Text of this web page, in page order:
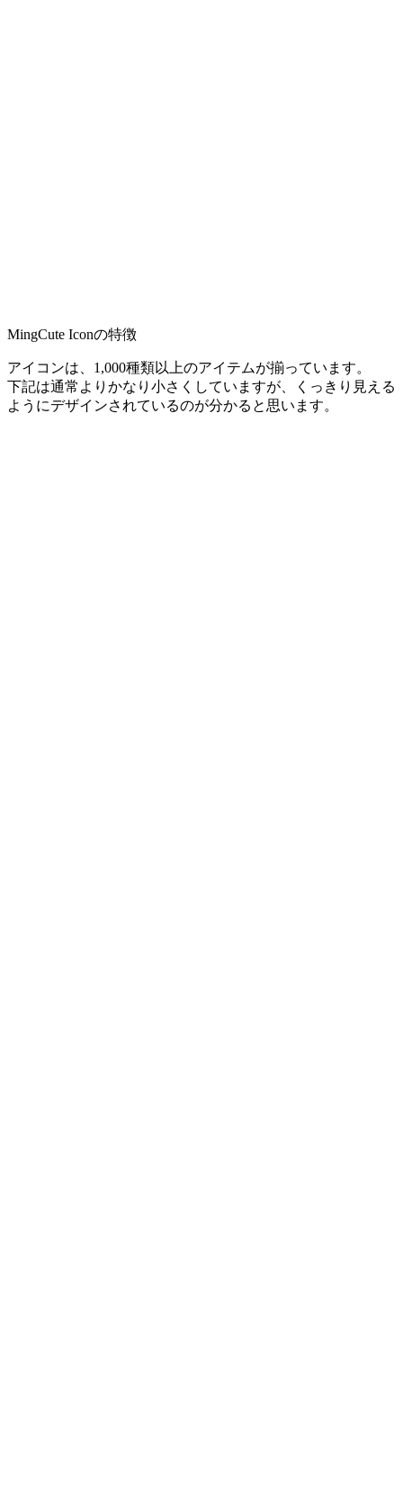
MingCute Iconの特徴
アイコンは、1,000種類以上のアイテムが揃っています。
下記は通常よりかなり小さくしていますが、くっきり見える
ようにデザインされているのが分かると思います。